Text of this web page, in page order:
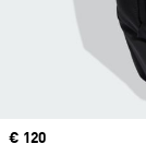
Price
€ 120